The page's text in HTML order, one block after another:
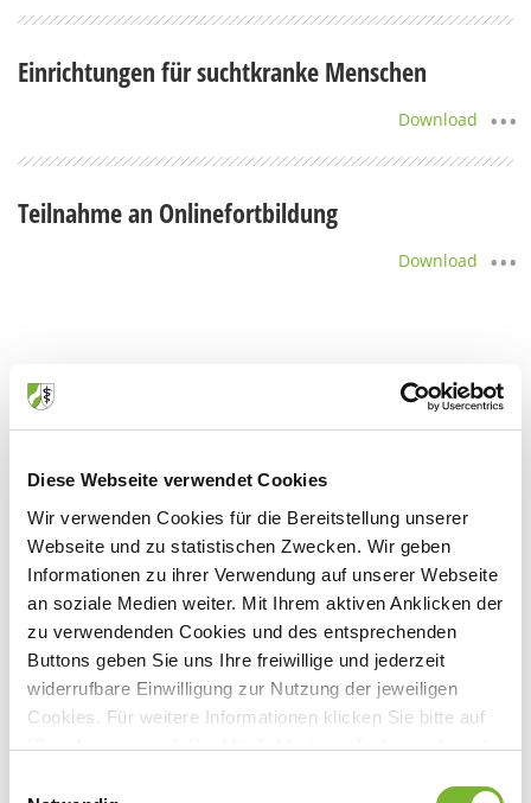
Diese Webseite verwendet Cookies
Wir verwenden Cookies für die Bereitstellung unserer
Webseite und zu statistischen Zwecken. Wir geben
Informationen zu ihrer Verwendung auf unserer Webseite
an soziale Medien weiter. Mit Ihrem aktiven Anklicken der
zu verwendenden Cookies und des entsprechenden
Buttons geben Sie uns Ihre freiwillige und jederzeit
widerrufbare Einwilligung zur Nutzung der jeweiligen
Cookies. Für weitere Informationen klicken Sie bitte auf
"Details anzeigen". Die Möglichkeit zur Änderung besteht
Einrichtungen für suchtkranke Menschen
Download
Teilnahme an Onlinefortbildung
Download
Kostenfreie Mitgliedschaft für Studierende
Erfahrungsberichte geben erste Orientierung
Download
Wissenschaftliche Grundausbildung nicht
vernachlässigen